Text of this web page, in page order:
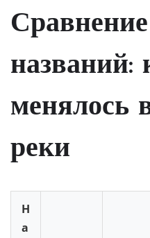
названий:
менялось
реки
Н
а